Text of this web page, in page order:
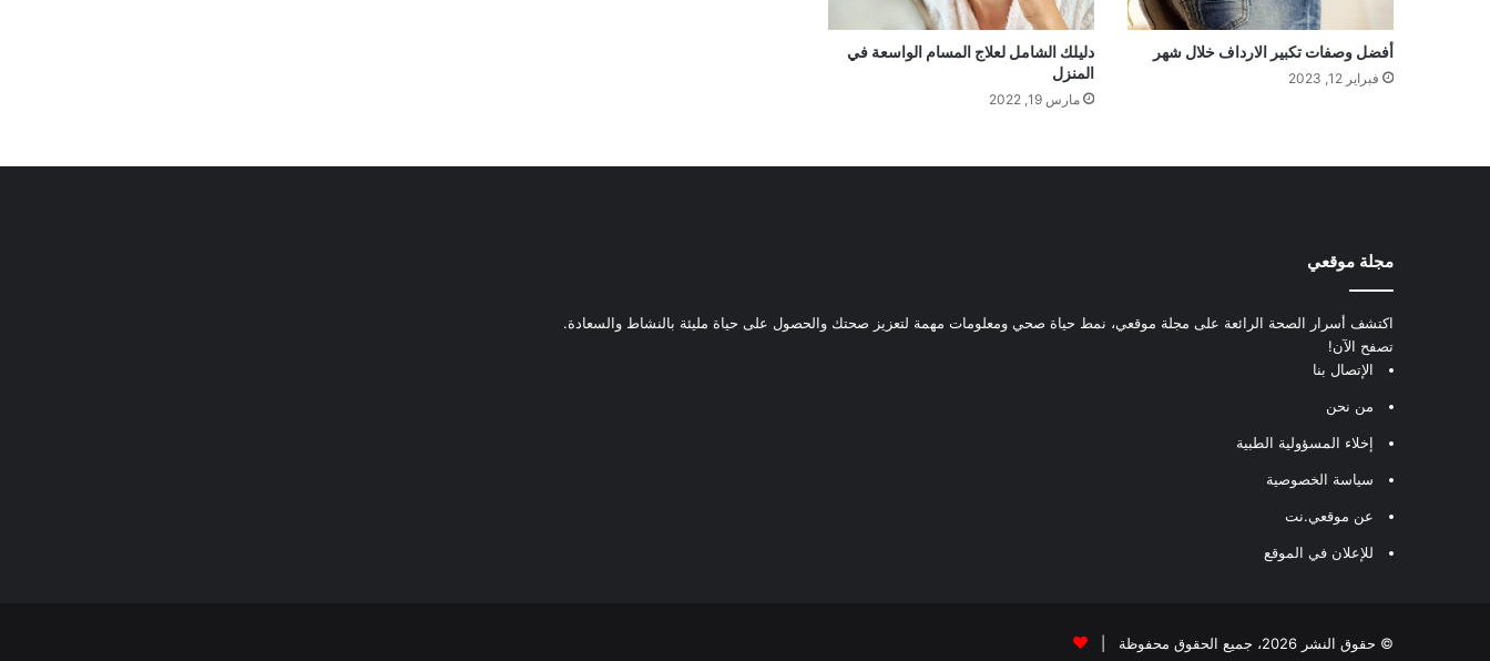
أفضل وصفات تكبير الارداف خلال شهر
فبراير 12, 2023
دليلك الشامل لعلاج المسام الواسعة في
المنزل
مارس 19, 2022
مجلة موقعي
اكتشف أسرار الصحة الرائعة على مجلة موقعي، نمط حياة صحي ومعلومات مهمة لتعزيز صحتك والحصول على حياة مليئة بالنشاط والسعادة.
تصفح الآن!
الإتصال بنا
من نحن
إخلاء المسؤولية الطبية
سياسة الخصوصية
عن موقعي.نت
للإعلان في الموقع
© حقوق النشر 2026، جميع الحقوق محفوظة |